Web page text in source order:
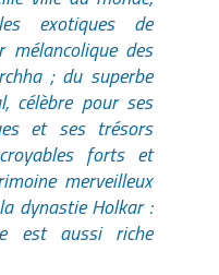
exotiques de
mélancolique des
; du superbe
célèbre pour ses
et ses trésors
forts et
merveilleux
dynastie Holkar :
est aussi riche